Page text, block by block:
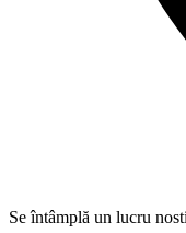
Se întâmplă un lucru